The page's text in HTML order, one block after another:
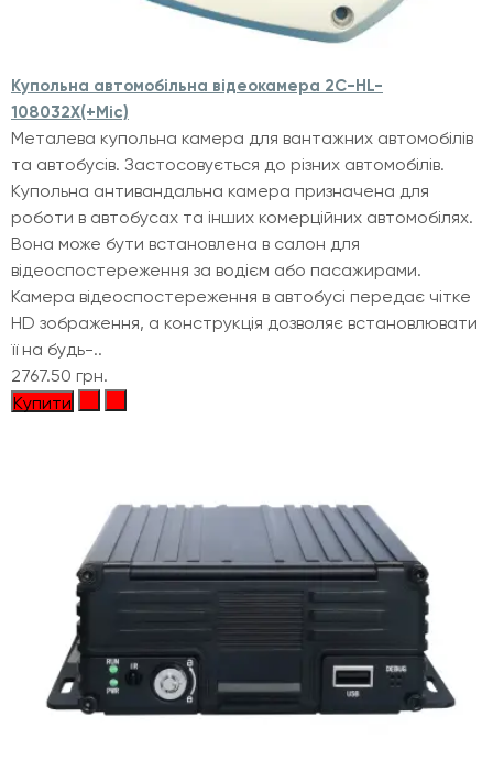
Купольна автомобільна відеокамера 2С-HL-
108032X(+Mic)
Металева купольна камера для вантажних автомобілів
та автобусів. Застосовується до різних автомобілів.
Купольна антивандальна камера призначена для
роботи в автобусах та інших комерційних автомобілях.
Вона може бути встановлена в салон для
відеоспостереження за водієм або пасажирами.
Камера відеоспостереження в автобусі передає чітке
HD зображення, а конструкція дозволяє встановлювати
її на будь-..
2767.50 грн.
Купити